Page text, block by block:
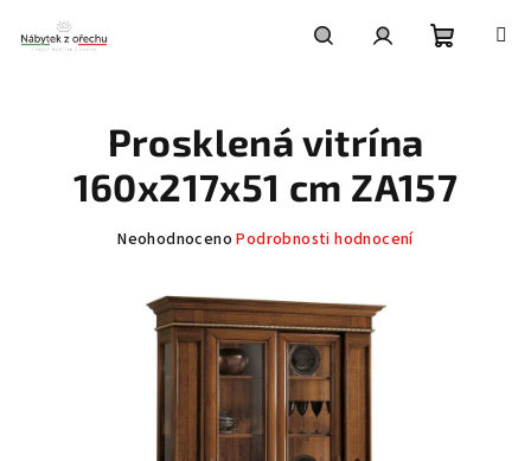
obsah
Prosklená vitrína
160x217x51 cm ZA157
Průměrné
hvězdiček.
Neohodnoceno Podrobnosti hodnocení